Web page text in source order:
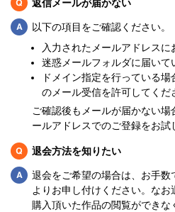
返信メールが届かない
Q以下の項目をご確認ください。
入力されたメールアドレス
迷惑メールフォルダに届いて
ドメイン指定を行っている
のメール受信を許可してくだ
ご確認後もメールが届かない
ールアドレスでのご登録をお試
Q
退会方法を知りたい
Q退会をご希望の場合は、お手
よりお申し付けください。な
購入頂いた作品の閲覧ができ